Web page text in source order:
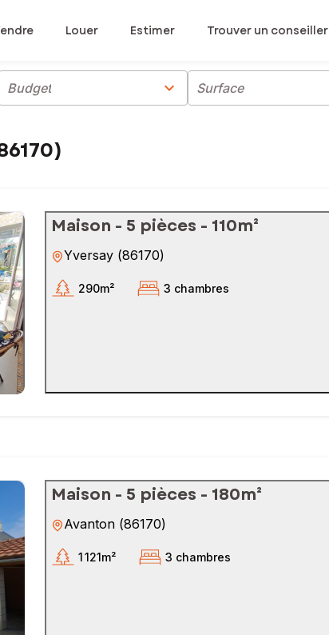
Louer Estimer Trouver un conseiller
Budget chevron_right Surface
Maison - 5 pièces - 110m²
Yversay (86170)
290m² 3 chambres
Maison - 5 pièces - 180m²
Avanton (86170)
1 121m² 3 chambres